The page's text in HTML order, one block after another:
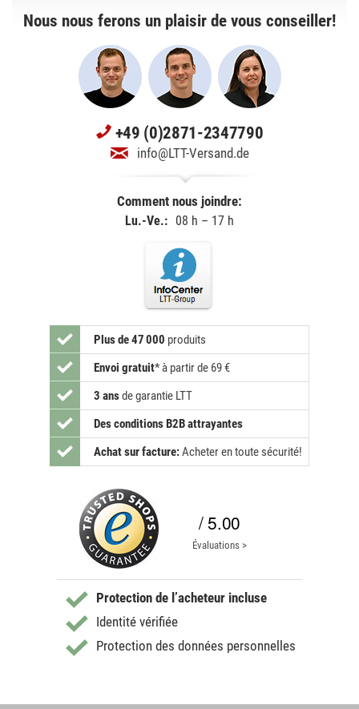
Nous nous ferons un plaisir de vous conseiller!
+49 (0)2871-2347790
info@LTT-Versand.de
Comment nous joindre:
Lu.-Ve.: 08 h – 17 h
Plus de 47 000 produits
Envoi gratuit* à partir de 69 €
3 ansde garantie LTT
Des conditions B2B attrayantes
Achat sur facture:Acheter en toute sécurité!
/ 5.00
Évaluations >
Protection de l’acheteur incluse
Identité vérifiée
Protection des données personnelles